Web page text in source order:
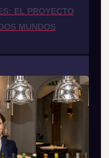
EL PROYECTO
MUNDOS